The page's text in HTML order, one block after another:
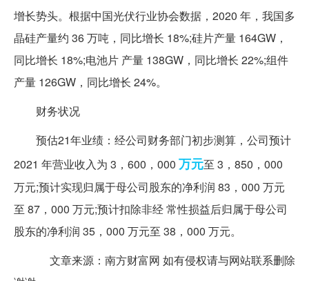
增长势头。根据中国光伏行业协会数据，2020 年，我国多
晶硅产量约 36 万吨，同比增长 18%;硅片产量 164GW，
同比增长 18%;电池片 产量 138GW，同比增长 22%;组件
产量 126GW，同比增长 24%。
财务状况
预估21年业绩：经公司财务部门初步测算，公司预计
2021 年营业收入为 3，600，000 万元至 3，850，000
万元;预计实现归属于母公司股东的净利润 83，000 万元
至 87，000 万元;预计扣除非经 常性损益后归属于母公司
股东的净利润 35，000 万元至 38，000 万元。
文章来源：南方财富网 如有侵权请与网站联系删除